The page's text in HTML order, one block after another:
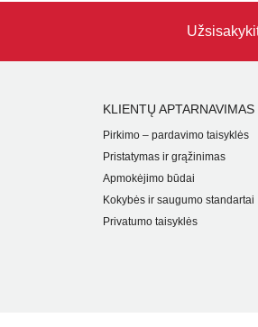
KLIENTŲ APTARNAVIMAS
Pirkimo – pardavimo taisyklės
Pristatymas ir grąžinimas
Apmokėjimo būdai
Kokybės ir saugumo standartai
Privatumo taisyklės